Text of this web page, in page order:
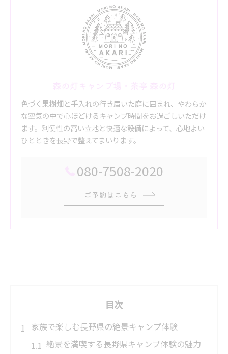
色づく果樹畑と手入れの行き届いた庭に囲まれ、やわらか
な空気の中で心ほどけるキャンプ時間をお過ごしいただけ
ます。利便性の高い立地と快適な設備によって、心地よい
ひとときを長野で整えてまいります。
080-7508-2020
ご予約はこちら
目次
家族で楽しむ長野県の絶景キャンプ体験
絶景を満喫する長野県キャンプ体験の魅力